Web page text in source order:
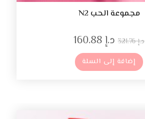
مجموعة الحب N2
د.إ321.76 د.إ
إضافة إلى السلة